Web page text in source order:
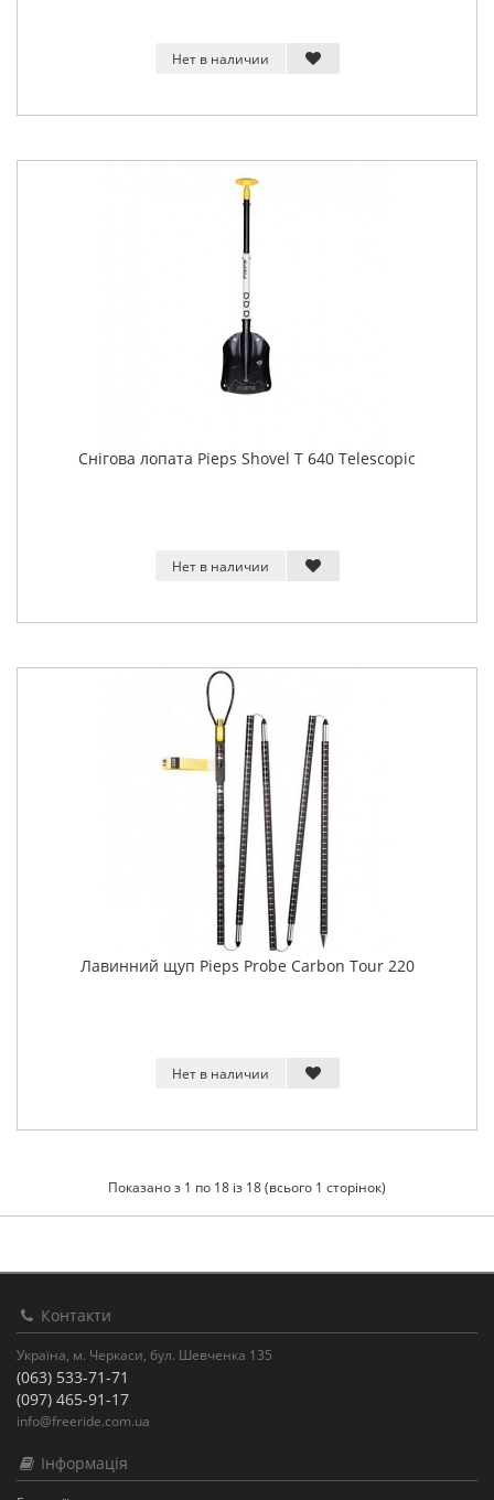
Нет в наличии
Снігова лопата Pieps Shovel T 640 Telescopic
Нет в наличии
Лавинний щуп Pieps Probe Carbon Tour 220
Нет в наличии
Показано з 1 по 18 із 18 (всього 1 сторінок)
Контакти
Україна, м. Черкаси, бул. Шевченка 135
(063) 533-71-71
(097) 465-91-17
info@freeride.com.ua
Інформація